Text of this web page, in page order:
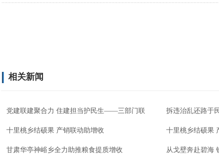
相关新闻
党建联建聚合力 住建担当护民生——三部门联 拆违治乱还路于
十里桃乡结硕果 产销联动助增收 十里桃乡结硕果
甘肃华亭神峪乡全力助推粮食提质增收 从戈壁奔赴碧海